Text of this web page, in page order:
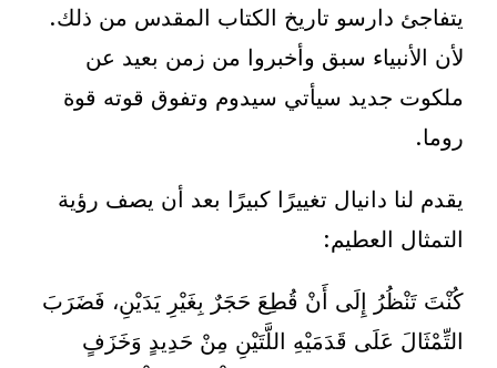
يتفاجئ دارسو تاريخ الكتاب المقدس من ذلك.
لأن الأنبياء سبق وأخبروا من زمن بعيد عن
ملكوت جديد سيأتي سيدوم وتفوق قوته قوة
روما.
يقدم لنا دانيال تغييرًا كبيرًا بعد أن يصف رؤية
التمثال العطيم:
كُنْتَ تَنْظُرُ إِلَى أَنْ قُطِعَ حَجَرٌ بِغَيْرِ يَدَيْنِ، فَضَرَبَ
التِّمْثَالَ عَلَى قَدَمَيْهِ اللَّتَيْنِ مِنْ حَدِيدٍ وَخَزَفٍ